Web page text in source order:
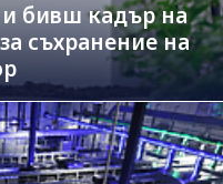
бивш кадър на
съхранение на